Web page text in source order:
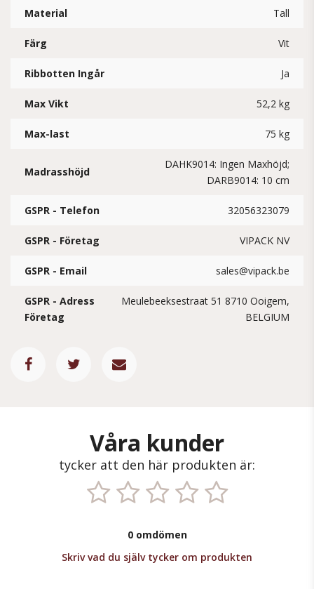
Material Tall
Färg Vit
Ribbotten Ingår Ja
Max Vikt 52,2 kg
Max-last 75 kg
Madrasshöjd
DAHK9014: Ingen Maxhöjd;
DARB9014: 10 cm
GSPR - Telefon 32056323079
GSPR - Företag VIPACK NV
GSPR - Email sales@vipack.be
GSPR - Adress
Företag
Meulebeeksestraat 51 8710 Ooigem,
BELGIUM
Våra kunder
tycker att den här produkten är:
0 omdömen
Skriv vad du själv tycker om produkten